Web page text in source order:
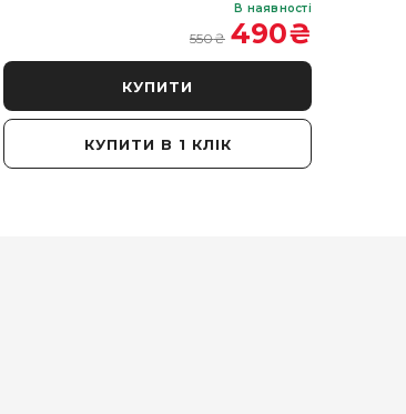
В наявності
550₴ 490₴
КУПИТИ
КУПИТИ В 1 КЛІК